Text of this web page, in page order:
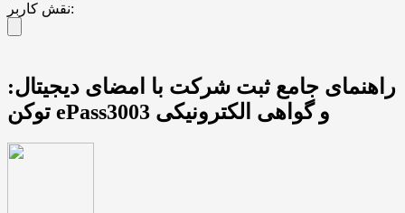
نقش کاربر:
راهنمای جامع ثبت شرکت با امضای دیجیتال:
توکن ePass3003 و گواهی الکترونیکی